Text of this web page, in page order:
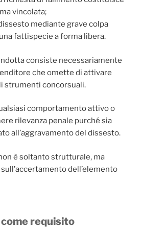
vincolata;
mediante grave colpa
fattispecie a forma libera.
consiste necessariamente
che omette di attivare
strumenti concorsuali.
comportamento attivo o
rilevanza penale purché sia
all’aggravamento del dissesto.
è soltanto strutturale, ma
dell’elemento
requisito